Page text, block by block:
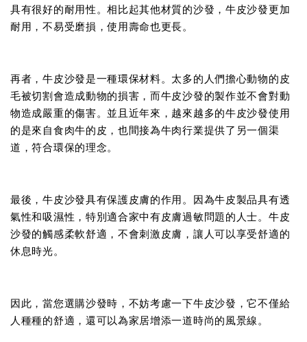
具有很好的耐用性。相比起其他材質的沙發，牛皮沙發更加
耐用，不易受磨損，使用壽命也更長。
再者，牛皮沙發是一種環保材料。太多的人們擔心動物的皮
毛被切割會造成動物的損害，而牛皮沙發的製作並不會對動
物造成嚴重的傷害。並且近年來，越來越多的牛皮沙發使用
的是來自食肉牛的皮，也間接為牛肉行業提供了另一個渠
道，符合環保的理念。
最後，牛皮沙發具有保護皮膚的作用。因為牛皮製品具有透
氣性和吸濕性，特別適合家中有皮膚過敏問題的人士。牛皮
沙發的觸感柔軟舒適，不會刺激皮膚，讓人可以享受舒適的
休息時光。
因此，當您選購沙發時，不妨考慮一下牛皮沙發，它不僅給
人種種的舒適，還可以為家居增添一道時尚的風景線。